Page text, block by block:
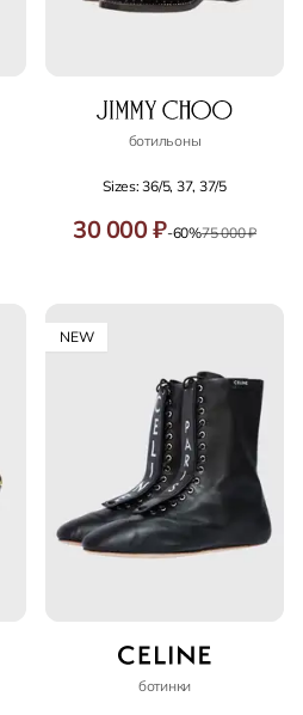
ботильоны
Sizes: 36/5, 37, 37/5
30 000 ₽-60%75 000 ₽
NEW
ботинки